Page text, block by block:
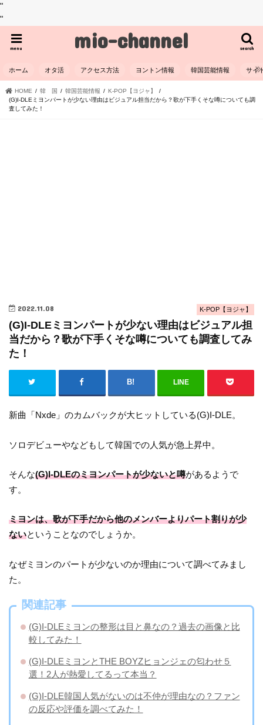
"
"
mio-channel search
menu
ホーム オタ活 アクセス方法 ヨントン情報 韓国芸能情報 サイ
HOME 韓 国 韓国芸能情報
K-POP【ヨジャ】
(G)I-DLEミヨンパートが少ない理由はビジュアル担当だから？歌が下手くそな噂についても調
査してみた！
K-POP【ヨジャ】
2022.11.08
(G)I-DLEミヨンパートが少ない理由はビジュアル担
当だから？歌が下手くそな噂についても調査してみ
た！
LINE
新曲「Nxde」のカムバックが大ヒットしている(G)I-DLE。
ソロデビューやなどもして韓国での人気が急上昇中。
そんな(G)I-DLEのミヨンパートが少ないと噂があるようで
す。
ミヨンは、歌が下手だから他のメンバーよりパート割りが少
ないということなのでしょうか。
なぜミヨンのパートが少ないのか理由について調べてみまし
た。
関連記事
(G)I-DLEミヨンの整形は目と鼻なの？過去の画像と比
較してみた！
(G)I-DLEミヨンとTHE BOYZヒョンジェの匂わせ５
選！2人が熱愛してるって本当？
(G)I-DLE韓国人気がないのは不仲が理由なの？ファン
の反応や評価を調べてみた！